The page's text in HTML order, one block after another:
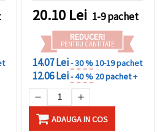
& bijuterii DIY
20.10 Lei 1-9 pachet
REDUCERI
PENTRU CANTITATE
14.07 Lei- 30 %10-19 pachet
12.06 Lei- 40 % 20 pachet +
ADAUGA IN COS